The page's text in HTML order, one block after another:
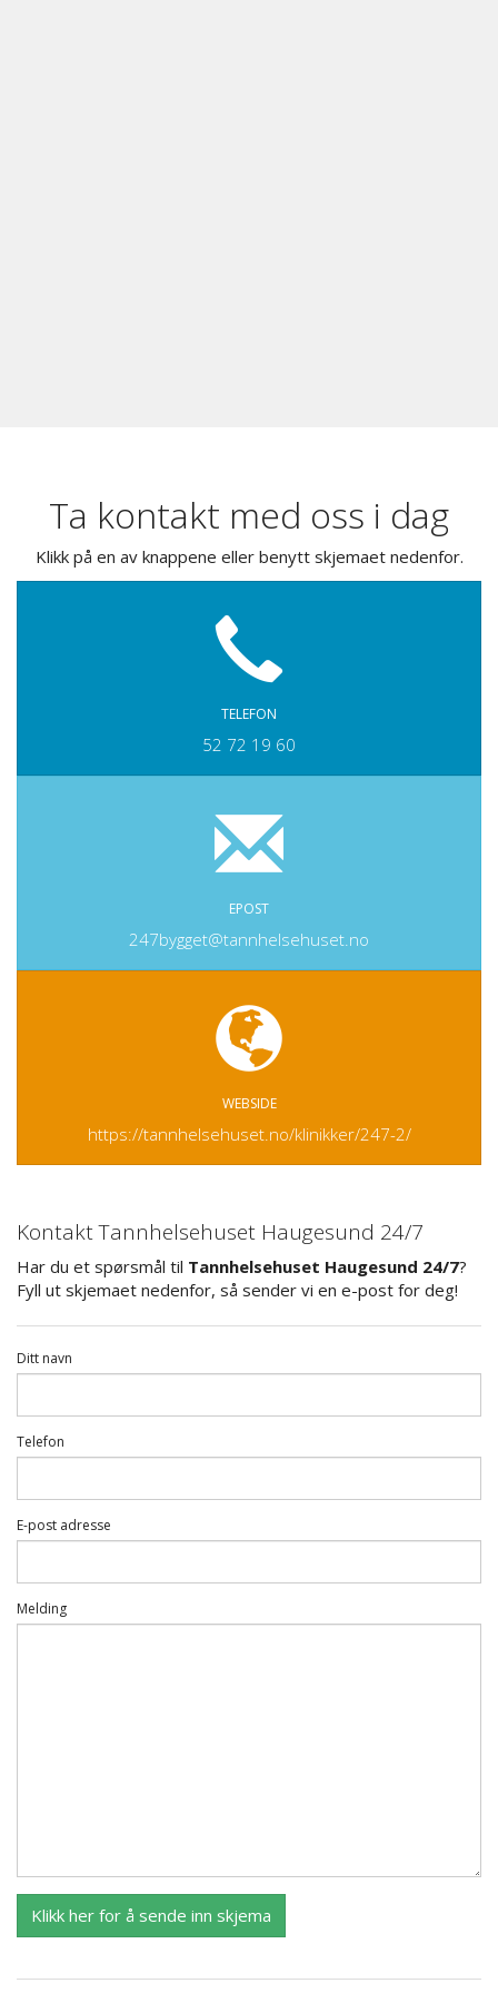
Ta kontakt med oss i dag
Klikk på en av knappene eller benytt skjemaet nedenfor.
TELEFON
52 72 19 60
EPOST
247bygget@tannhelsehuset.no
WEBSIDE
https://tannhelsehuset.no/klinikker/247-2/
Kontakt Tannhelsehuset Haugesund 24/7
Har du et spørsmål til Tannhelsehuset Haugesund 24/7?
Fyll ut skjemaet nedenfor, så sender vi en e-post for deg!
Ditt navn
Telefon
E-post adresse
Melding